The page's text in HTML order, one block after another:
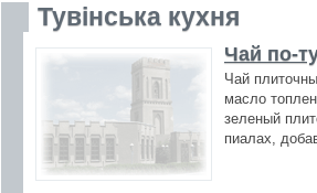
Тувінська кухня
Чай по-
Чай
масло
зеленый
пиалах,